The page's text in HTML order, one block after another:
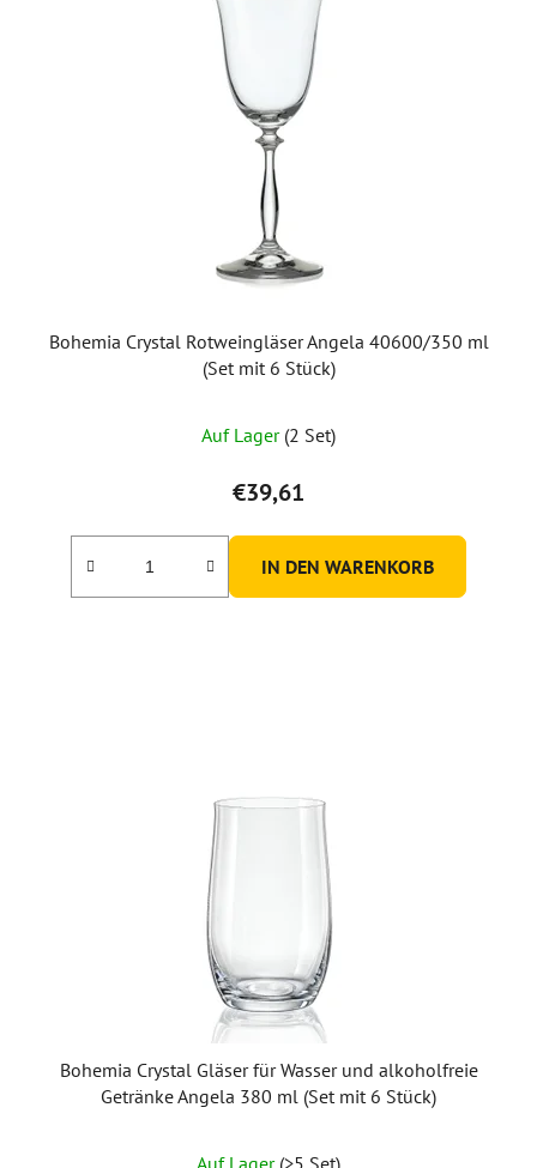
Bohemia Crystal Rotweingläser Angela 40600/350 ml
(Set mit 6 Stück)
Auf Lager (2 Set)
€39,61
IN DEN WARENKORB
Bohemia Crystal Gläser für Wasser und alkoholfreie
Getränke Angela 380 ml (Set mit 6 Stück)
Auf Lager (>5 Set)